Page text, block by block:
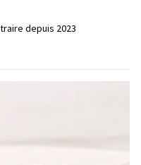
depuis 2023